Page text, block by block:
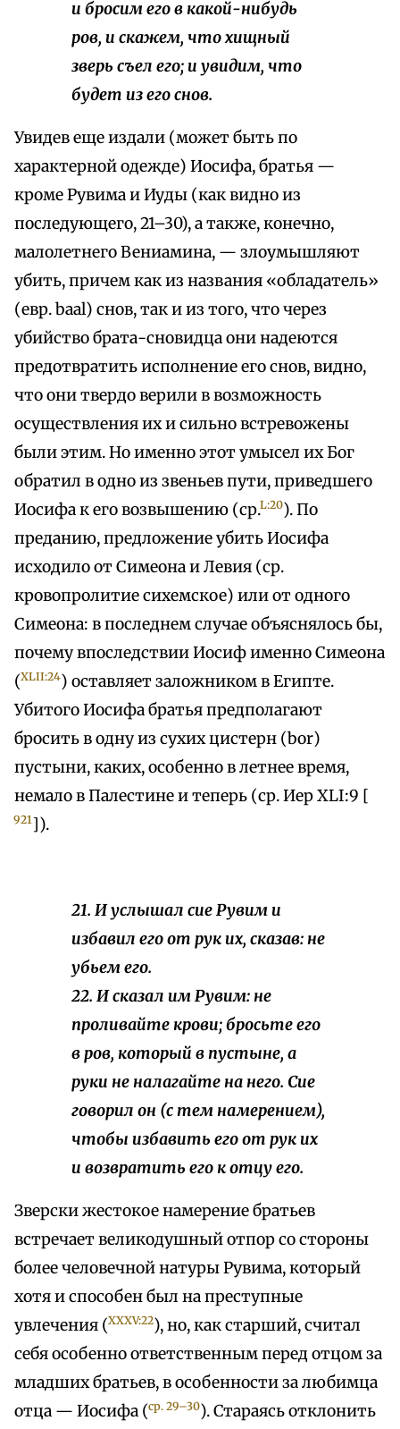
и бросим его в какой-нибудь
ров, и скажем, что хищный
зверь съел его; и увидим, что
будет из его снов.
Увидев еще издали (может быть по
характерной одежде) Иосифа, братья —
кроме Рувима и Иуды (как видно из
последующего, 21–30), а также, конечно,
малолетнего Вениамина, — злоумышляют
убить, причем как из названия «обладатель»
(евр. baal) снов, так и из того, что через
убийство брата-сновидца они надеются
предотвратить исполнение его снов, видно,
что они твердо верили в возможность
осуществления их и сильно встревожены
были этим. Но именно этот умысел их Бог
обратил в одно из звеньев пути, приведшего
Иосифа к его возвышению (ср.L:20). По
преданию, предложение убить Иосифа
исходило от Симеона и Левия (ср.
кровопролитие сихемское) или от одного
Симеона: в последнем случае объяснялось бы,
почему впоследствии Иосиф именно Симеона
(XLII:24) оставляет заложником в Египте.
Убитого Иосифа братья предполагают
бросить в одну из сухих цистерн (bor)
пустыни, каких, особенно в летнее время,
немало в Палестине и теперь (ср. Иер XLI:9 [
921]).
21. И услышал сиеРувим и
избавил его от рук их, сказав: не
убьем его.
22. И сказал им Рувим: не
проливайте крови; бросьте его
в ров, который в пустыне, а
руки не налагайте на него. Сие
говорил он (с тем намерением),
чтобы избавить его от рук их
и возвратить его к отцу его.
Зверски жестокое намерение братьев
встречает великодушный отпор со стороны
более человечной натуры Рувима, который
хотя и способен был на преступные
увлечения (XXXV:22), но, как старший, считал
себя особенно ответственным перед отцом за
младших братьев, в особенности за любимца
отца — Иосифа (ср. 29–30). Стараясь отклонить